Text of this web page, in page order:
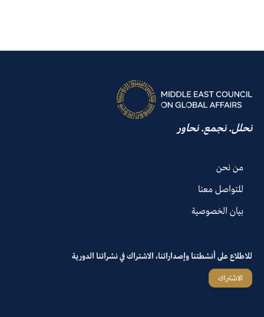
نحلل. نجمع. نحاور
من نحن
للتواصل معنا
بيان الخصوصية
للاطلاع على أنشطتنا وإصداراتنا، الاشتراك في نشراتنا الدورية
الاشتراك